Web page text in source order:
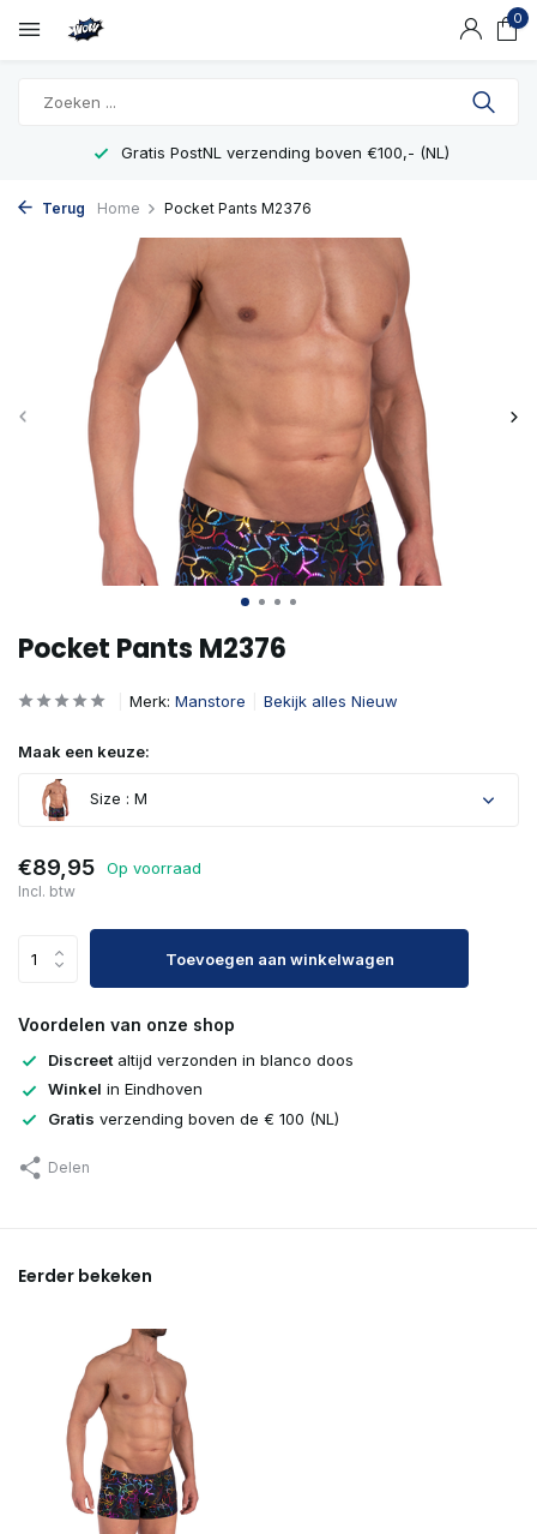
0
Gratis PostNL verzending boven €100,- (NL)
Terug Home Pocket Pants M2376
Pocket Pants M2376
Merk: Manstore Bekijk alles Nieuw
Maak een keuze:
Size : M
€89,95 Op voorraad
Incl. btw
Toevoegen aan winkelwagen
Voordelen van onze shop
Discreet altijd verzonden in blanco doos
Winkel in Eindhoven
Gratis verzending boven de € 100 (NL)
Delen
Eerder bekeken